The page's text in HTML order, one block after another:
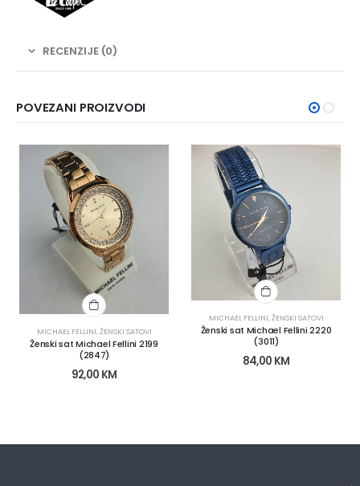
RECENZIJE (0)
POVEZANI PROIZVODI
MICHAEL FELLINI,ŽENSKI SATOVI
Ženski sat Michael Fellini 2199
(2847)
92,00 KM
MICHAEL FELLINI,ŽENSKI SATOVI
Ženski sat Michael Fellini 2220
(3011)
84,00 KM